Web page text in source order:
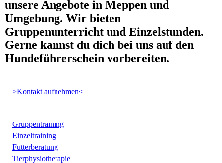
unsere Angebote in Meppen und
Umgebung. Wir bieten
Gruppenunterricht und Einzelstunden.
Gerne kannst du dich bei uns auf den
Hundeführerschein vorbereiten.
>Kontakt aufnehmen<
Gruppentraining
Einzeltraining
Futterberatung
Tierphysiotherapie